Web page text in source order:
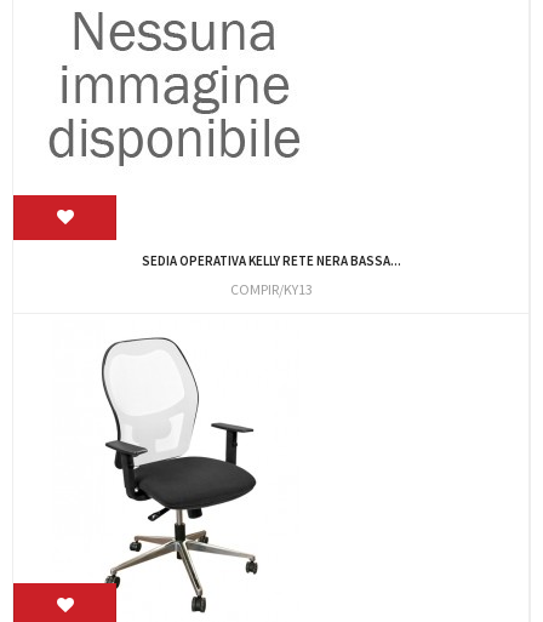
SEDIA OPERATIVA KELLY RETE NERA BASSA...
COMPIR/KY13